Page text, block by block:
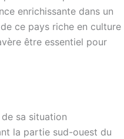
enrichissante dans un
ce pays riche en culture
être essentiel pour
sa situation
la partie sud-ouest du